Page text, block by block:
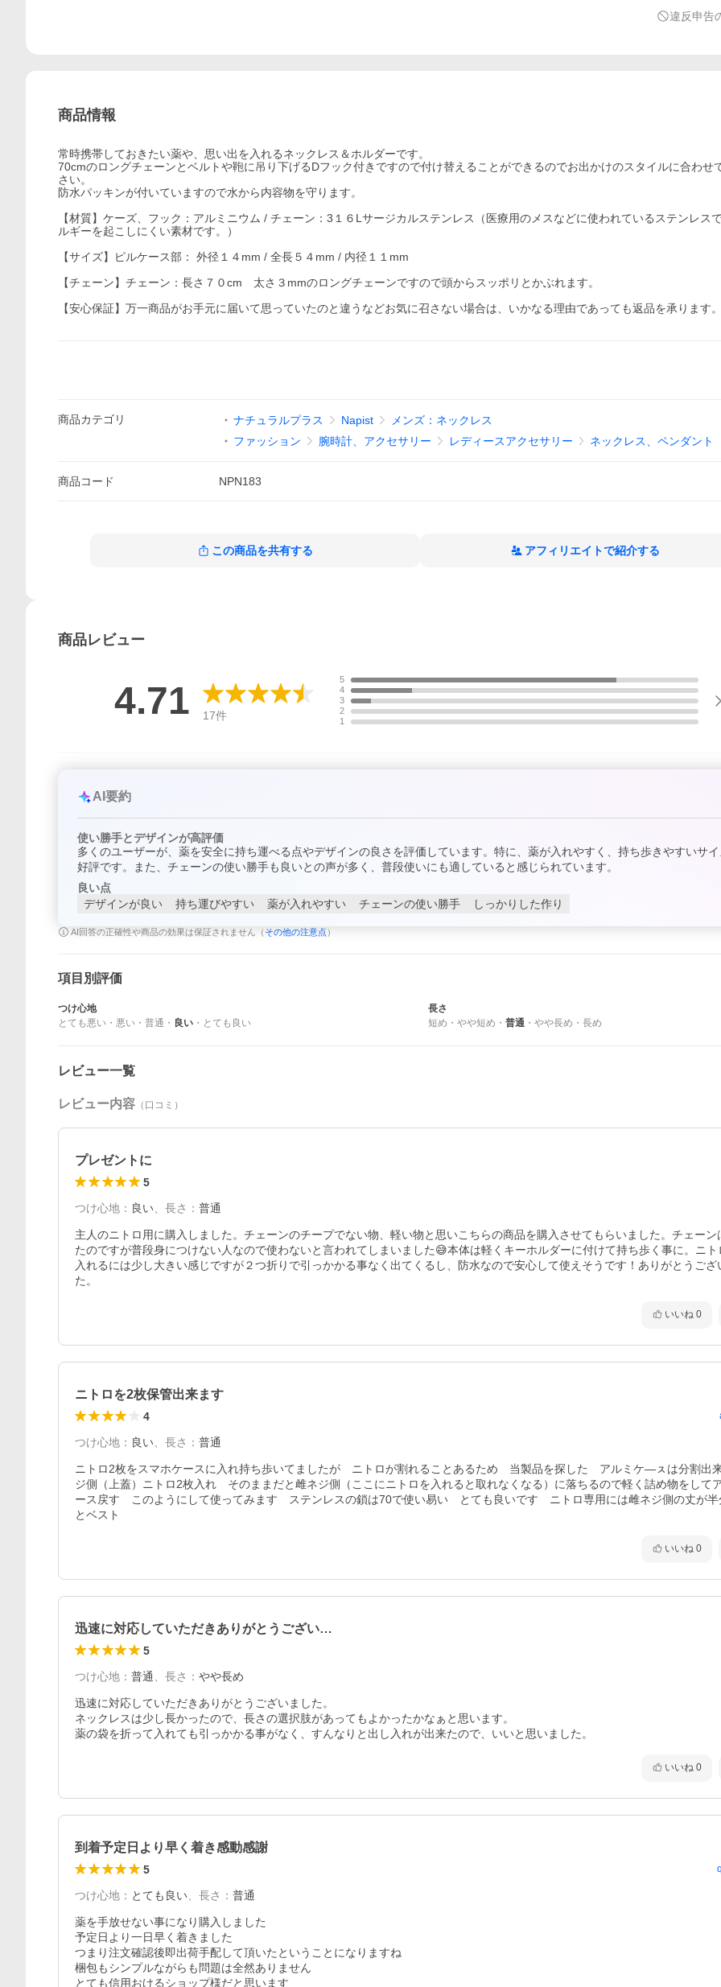
違反申告
商品情報
常時携帯しておきたい薬や、思い出を入れるネックレス＆ホルダーです。
70cmのロングチェーンとベルトや鞄に吊り下げるDフック付きですので付け替えることができるのでお出かけのスタイルに合わせ
さい。
防水パッキンが付いていますので水から内容物を守ります。
【材質】ケーズ、フック：アルミニウム / チェーン：3１６Lサージカルステンレス（医療用のメスなどに使われているステンレス
ルギーを起こしにくい素材です。）
【サイズ】ピルケース部： 外径１４mm / 全長５４mm / 内径１１mm
【チェーン】チェーン：長さ７０cm 太さ３mmのロングチェーンですので頭からスッポリとかぶれます。
【安心保証】万一商品がお手元に届いて思っていたのと違うなどお気に召さない場合は、いかなる理由であっても返品を承ります
商品カテゴリ ナチュラルプラス Napist
メンズ：ネックレス
ファッション
腕時計、アクセサリー レディースアクセサリー ネックレス、ペンダント
商品コード NPN183
この商品を共有する アフィリエイトで紹介する
商品レビュー
4.71 17件
5
4
3
2
1
AI要約
使い勝手とデザインが高評価
多くのユーザーが、薬を安全に持ち運べる点やデザインの良さを評価しています。特に、薬が入れやすく、持ち歩きやすいサ
好評です。また、チェーンの使い勝手も良いとの声が多く、普段使いにも適していると感じられています。
良い点
デザインが良い
持ち運びやすい 薬が入れやすい チェーンの使い勝手 しっかりした作り
AI回答の正確性や商品の効果は保証されません（ その他の注意点 ）
項目別評価
つけ心地
とても悪い ・ 悪い ・ 普通 ・ 良い ・ とても良い
長さ
短め ・ やや短め ・ 普通 ・ やや長め ・ 長め
レビュー一覧
レビュー内容 （口コミ）
プレゼントに
5
つけ心地 ： 良い 長さ ： 普通
主人のニトロ用に購入しました。チェーンのチープでない物、軽い物と思いこちらの商品を購入させてもらいました。チェーン
たのですが普段身につけない人なので使わないと言われてしまいました😅本体は軽くキーホルダーに付けて持ち歩く事に。ニト
入れるには少し大きい感じですが２つ折りで引っかかる事なく出てくるし、防水なので安心して使えそうです！ありがとうござ
た。
いいね 0
ニトロを2枚保管出来ます
4
つけ心地 ： 良い 長さ ： 普通
ニトロ2枚をスマホケースに入れ持ち歩いてましたが　ニトロが割れることあるため　当製品を探した　アルミケ―ㇲは分割出
ジ側（上蓋）ニトロ2枚入れ　そのままだと雌ネジ側（ここにニトロを入れると取れなくなる）に落ちるので軽く詰め物をして
ース戻す　このようにして使ってみます　ステンレスの鎖は70で使い易い　とても良いです　ニトロ専用には雌ネジ側の丈が
いいね 0
迅速に対応していただきありがとうござい…
5
つけ心地 ： 普通 長さ ： やや長め
迅速に対応していただきありがとうございました。
ネックレスは少し長かったので、長さの選択肢があってもよかったかなぁと思います。
薬の袋を折って入れても引っかかる事がなく、すんなりと出し入れが出来たので、いいと思いました。
いいね 0
到着予定日より早く着き感動感謝
5
つけ心地 ： とても良い 長さ ： 普通
薬を手放せない事になり購入しました
予定日より一日早く着きました
つまり注文確認後即出荷手配して頂いたということになりますね
梱包もシンプルながらも問題は全然ありません
とても信用おけるショップ様だと思います